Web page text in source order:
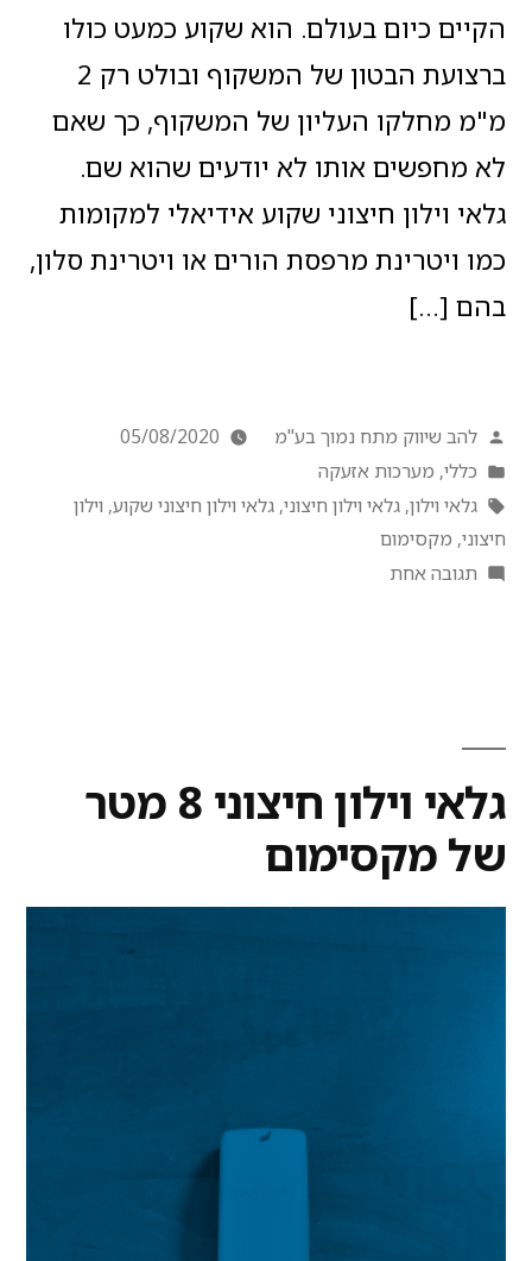
הקיים כיום בעולם. הוא שקוע כמעט כולו
ברצועת הבטון של המשקוף ובולט רק 2
מ"מ מחלקו העליון של המשקוף, כך שאם
לא מחפשים אותו לא יודעים שהוא שם.
גלאי וילון חיצוני שקוע אידיאלי למקומות
כמו ויטרינת מרפסת הורים או ויטרינת סלון,
בהם […]
להב שיווק מתח נמוך בע"מ
05/08/2020
כללי, מערכות אזעקה
גלאי וילון, גלאי וילון חיצוני, גלאי וילון חיצוני שקוע, וילון
חיצוני, מקסימום
תגובה אחת
גלאי וילון חיצוני 8 מטר
של מקסימום